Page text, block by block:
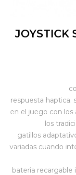
JOYSTICK
respuesta haptica.
en el juego con los
los
gatillos
variadas cuando
bateria recargable
Jardín y Aire
Bazar
Juguetes y